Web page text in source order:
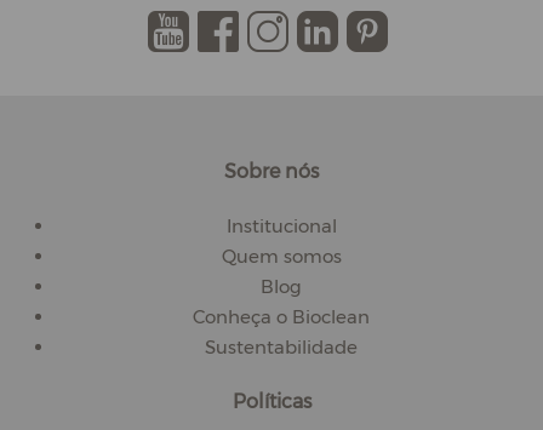
. . . . .
Sobre nós
Institucional
Quem somos
Blog
Conheça o Bioclean
Sustentabilidade
Políticas